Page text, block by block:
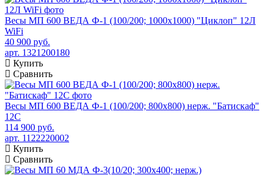
Весы МП 600 ВЕДА Ф-1 (100/200; 1000х1000) "Циклоп" 12Л
WiFi
40 900 руб.
арт. 1321200180
Купить
Сравнить
Весы МП 600 ВЕДА Ф-1 (100/200; 800х800) нерж. "Батискаф"
12С
114 900 руб.
арт. 1122220002
Купить
Сравнить